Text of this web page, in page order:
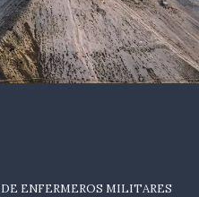
ENFERMEROS MILITARES